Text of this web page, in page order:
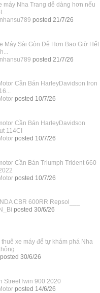
máy Nha Trang dễ dàng hơn nếu
posted 21/7/26
Máy Sài Gòn Dễ Hơn Bao Giờ Hết
posted 21/7/26
Cần Bán HarleyDavidson Iron
posted 10/7/26
Cần Bán HarleyDavidson
114CI
posted 10/7/26
Cần Bán Triumph Trident 660
posted 10/7/26
CBR 600RR Repsol___
posted 30/6/26
xe máy để tự khám phá Nha
posted 30/6/26
StreetTwin 900 2020
posted 14/6/26